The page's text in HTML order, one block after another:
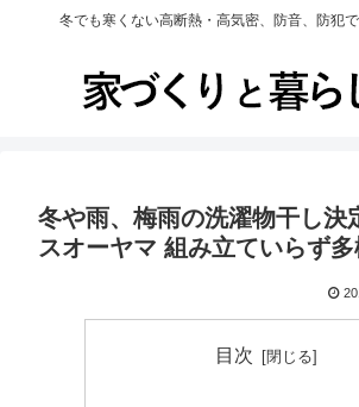
冬でも寒くない高断熱・高気密、防音、防犯
冬や雨、梅雨の洗濯物干し決
スオーヤマ 組み立ていらず
目次